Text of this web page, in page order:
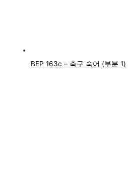
BEP 163c – 축구 숙어 (부분 1)